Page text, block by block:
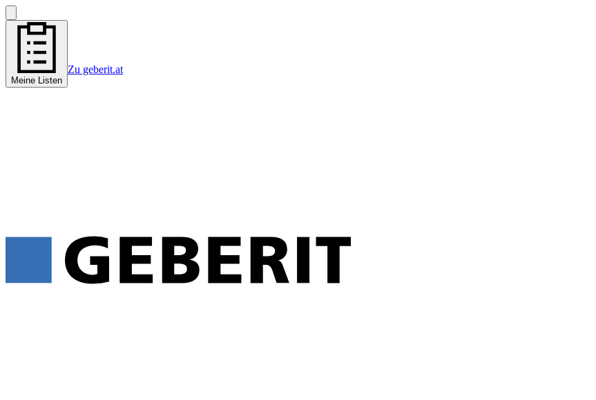
Meine Listen
Zu geberit.at